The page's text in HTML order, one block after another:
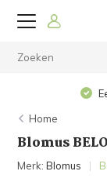
Home
Blomus
Merk:Blomus